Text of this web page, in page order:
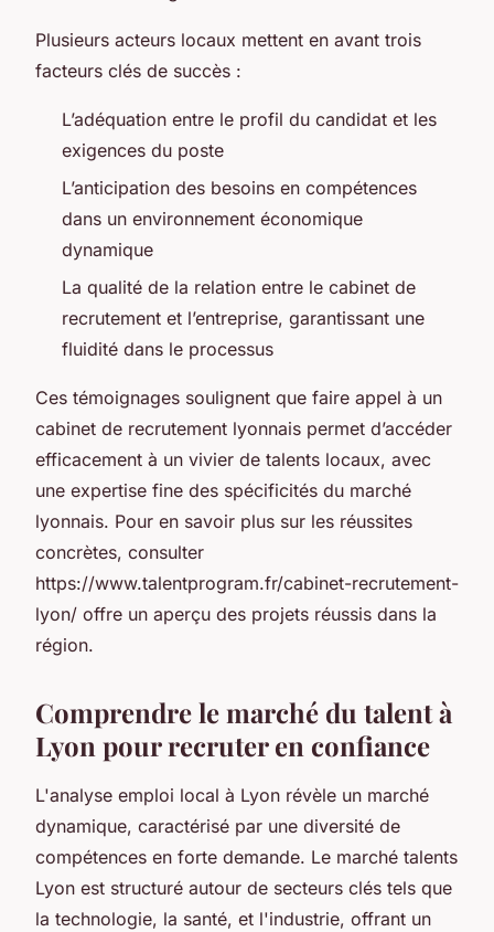
Plusieurs acteurs locaux mettent en avant trois
facteurs clés de succès :
L’adéquation entre le profil du candidat et les
exigences du poste
L’anticipation des besoins en compétences
dans un environnement économique
dynamique
La qualité de la relation entre le cabinet de
recrutement et l’entreprise, garantissant une
fluidité dans le processus
Ces témoignages soulignent que faire appel à un
cabinet de recrutement lyonnais permet d’accéder
efficacement à un vivier de talents locaux, avec
une expertise fine des spécificités du marché
lyonnais. Pour en savoir plus sur les réussites
concrètes, consulter
https://www.talentprogram.fr/cabinet-recrutement-
lyon/ offre un aperçu des projets réussis dans la
région.
Comprendre le marché du talent à
Lyon pour recruter en confiance
L'analyse emploi local à Lyon révèle un marché
dynamique, caractérisé par une diversité de
compétences en forte demande. Le marché talents
Lyon est structuré autour de secteurs clés tels que
la technologie, la santé, et l'industrie, offrant un